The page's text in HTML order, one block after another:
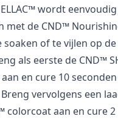
wordt
met de CND™
soaken of te vijlen op
als eerste de CND™
en cure 10
vervolgens een
colorcoat aan en cure